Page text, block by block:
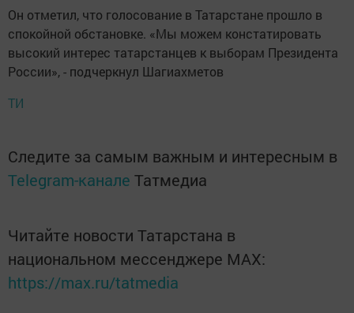
Он отметил, что голосование в Татарстане прошло в
спокойной обстановке. «Мы можем констатировать
высокий интерес татарстанцев к выборам Президента
России», - подчеркнул Шагиахметов
ТИ
Следите за самым важным и интересным в
Telegram-канале Татмедиа
Читайте новости Татарстана в
национальном мессенджере MАХ:
https://max.ru/tatmedia